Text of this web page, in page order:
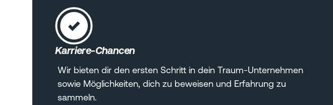
Karriere-Chancen
Wir bieten dir den ersten Schritt in dein Traum-Unternehmen
sowie Möglichkeiten, dich zu beweisen und Erfahrung zu
sammeln.